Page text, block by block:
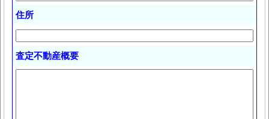
住所
査定不動産概要